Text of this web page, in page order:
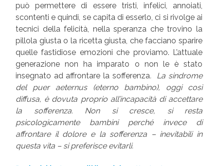
può permettere di essere tristi, infelici, annoiati,
scontenti e quindi, se capita di esserlo, ci si rivolge ai
tecnici della felicità, nella speranza che trovino la
pillola giusta o la ricetta giusta, che facciano sparire
quelle fastidiose emozioni che proviamo. L’attuale
generazione non ha imparato o non le è stato
insegnato ad affrontare la sofferenza.
La sindrome
del puer aeternus (eterno bambino), oggi così
diffusa, è dovuta proprio all’incapacità di accettare
la sofferenza. Non si cresce, si resta
psicologicamente bambini perché invece di
affrontare il dolore e la sofferenza – inevitabili in
questa vita – si preferisce evitarli.